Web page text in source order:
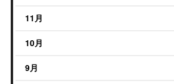
11月
10月
9月